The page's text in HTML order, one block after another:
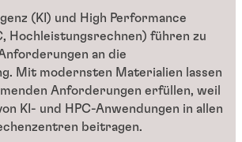
(KI) und High Performance
Hochleistungsrechnen) führen zu
an die
Mit modernsten Materialien lassen
Anforderungen erfüllen, weil
KI- und HPC-Anwendungen in allen
beitragen.